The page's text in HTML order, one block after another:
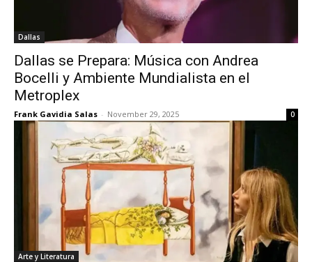
Dallas
Dallas se Prepara: Música con Andrea
Bocelli y Ambiente Mundialista en el
Metroplex
Frank Gavidia Salas - November 29, 2025 0
Arte y Literatura